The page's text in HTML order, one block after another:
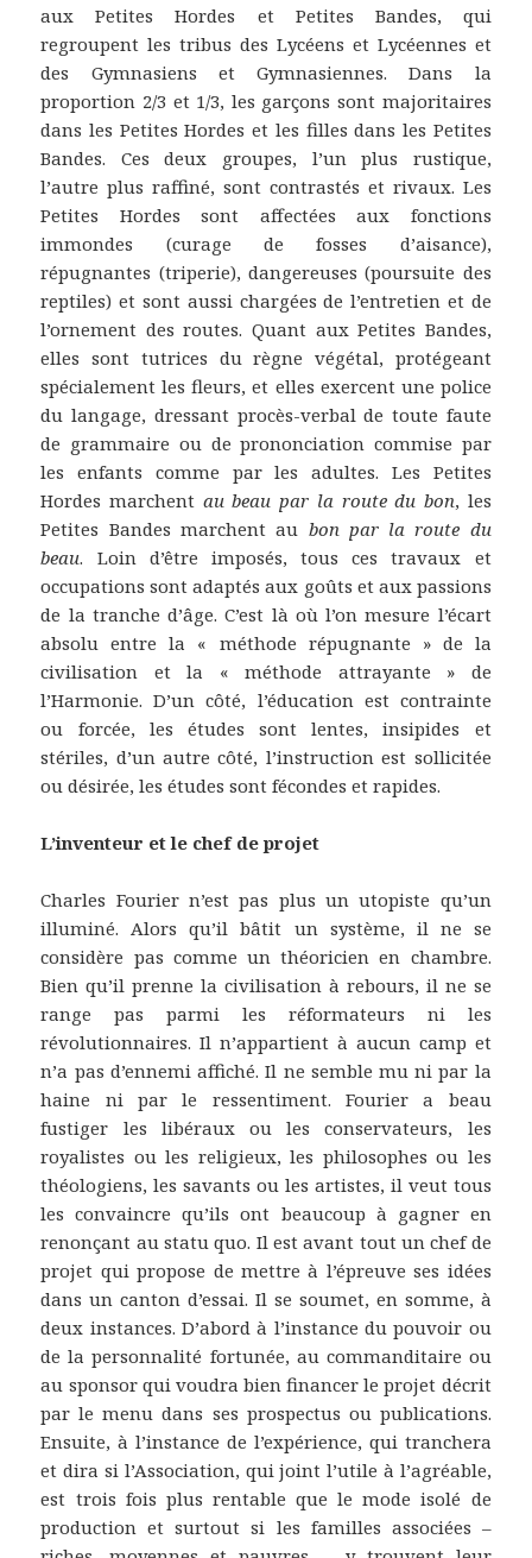
aux Petites Hordes et Petites Bandes, qui
regroupent les tribus des Lycéens et Lycéennes et
des Gymnasiens et Gymnasiennes. Dans la
proportion 2/3 et 1/3, les garçons sont majoritaires
dans les Petites Hordes et les filles dans les Petites
Bandes. Ces deux groupes, l’un plus rustique,
l’autre plus raffiné, sont contrastés et rivaux. Les
Petites Hordes sont affectées aux fonctions
immondes (curage de fosses d’aisance),
répugnantes (triperie), dangereuses (poursuite des
reptiles) et sont aussi chargées de l’entretien et de
l’ornement des routes. Quant aux Petites Bandes,
elles sont tutrices du règne végétal, protégeant
spécialement les fleurs, et elles exercent une police
du langage, dressant procès-verbal de toute faute
de grammaire ou de prononciation commise par
les enfants comme par les adultes. Les Petites
Hordes marchent au beau par la route du bon, les
Petites Bandes marchent au bon par la route du
beau. Loin d’être imposés, tous ces travaux et
occupations sont adaptés aux goûts et aux passions
de la tranche d’âge. C’est là où l’on mesure l’écart
absolu entre la « méthode répugnante » de la
civilisation et la « méthode attrayante » de
l’Harmonie. D’un côté, l’éducation est contrainte
ou forcée, les études sont lentes, insipides et
stériles, d’un autre côté, l’instruction est sollicitée
ou désirée, les études sont fécondes et rapides.
L’inventeur et le chef de projet
Charles Fourier n’est pas plus un utopiste qu’un
illuminé. Alors qu’il bâtit un système, il ne se
considère pas comme un théoricien en chambre.
Bien qu’il prenne la civilisation à rebours, il ne se
range pas parmi les réformateurs ni les
révolutionnaires. Il n’appartient à aucun camp et
n’a pas d’ennemi affiché. Il ne semble mu ni par la
haine ni par le ressentiment. Fourier a beau
fustiger les libéraux ou les conservateurs, les
royalistes ou les religieux, les philosophes ou les
théologiens, les savants ou les artistes, il veut tous
les convaincre qu’ils ont beaucoup à gagner en
renonçant au statu quo. Il est avant tout un chef de
projet qui propose de mettre à l’épreuve ses idées
dans un canton d’essai. Il se soumet, en somme, à
deux instances. D’abord à l’instance du pouvoir ou
de la personnalité fortunée, au commanditaire ou
au sponsor qui voudra bien financer le projet décrit
par le menu dans ses prospectus ou publications.
Ensuite, à l’instance de l’expérience, qui tranchera
et dira si l’Association, qui joint l’utile à l’agréable,
est trois fois plus rentable que le mode isolé de
production et surtout si les familles associées –